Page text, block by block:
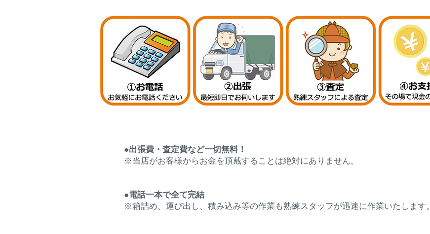
●出張費・査定費など一切無料！
※当店がお客様からお金を頂戴することは絶対にありません。
●電話一本で全て完結
※箱詰め、運び出し、積み込み等の作業も熟練スタッフが迅速に作業いたします。